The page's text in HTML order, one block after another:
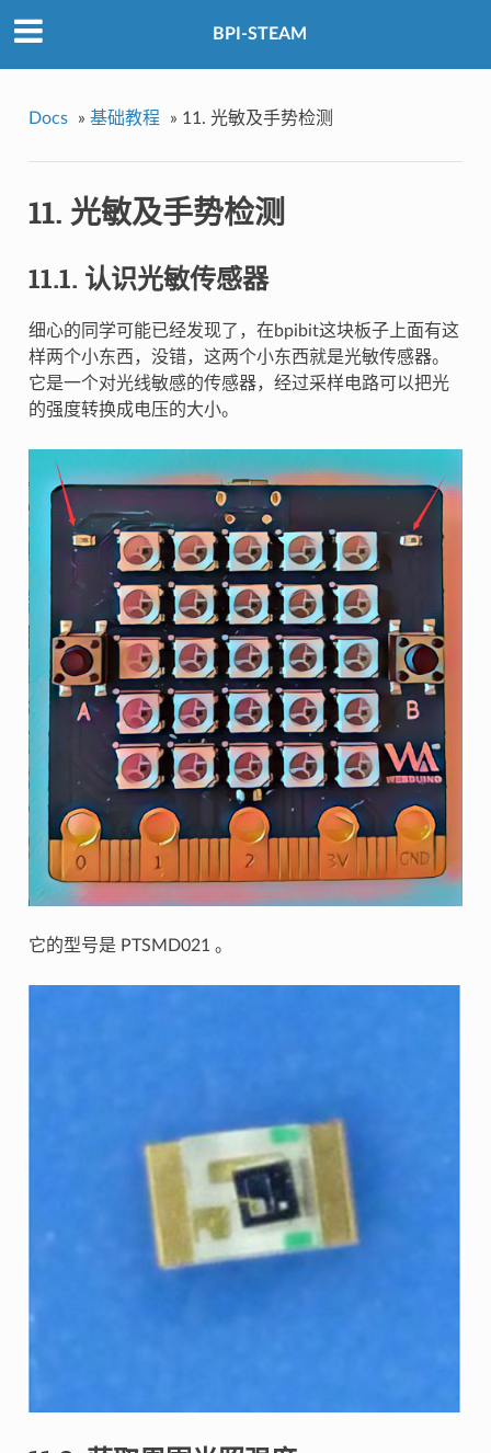
BPI-STEAM
Docs » 基础教程 » 11. 光敏及手势检测
11. 光敏及手势检测
11.1. 认识光敏传感器
细心的同学可能已经发现了，在bpibit这块板子上面有这
样两个小东西，没错，这两个小东西就是光敏传感器。
它是一个对光线敏感的传感器，经过采样电路可以把光
的强度转换成电压的大小。
它的型号是 PTSMD021 。